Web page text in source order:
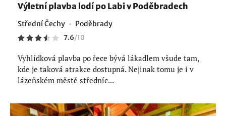
Výletní plavba lodí po Labi v Poděbradech
Střední Čechy Poděbrady
7.6/10
Vyhlídková plavba po řece bývá lákadlem všude tam,
kde je taková atrakce dostupná. Nejinak tomu je i v
lázeňském městě středníc...